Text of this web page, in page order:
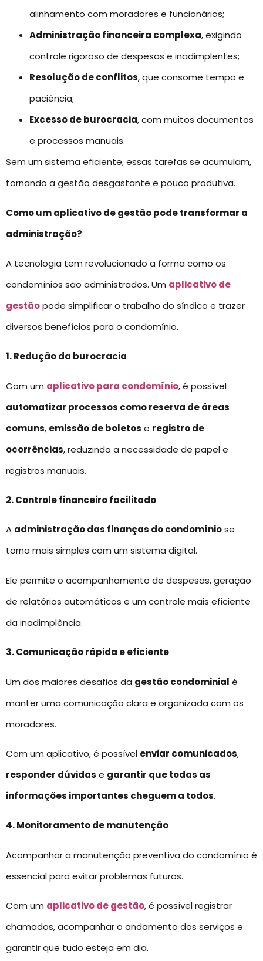
alinhamento com moradores e funcionários;
Administração financeira complexa, exigindo
controle rigoroso de despesas e inadimplentes;
Resolução de conflitos, que consome tempo e
paciência;
Excesso de burocracia, com muitos documentos
e processos manuais.
Sem um sistema eficiente, essas tarefas se acumulam,
tornando a gestão desgastante e pouco produtiva.
Como um aplicativo de gestão pode transformar a
administração?
A tecnologia tem revolucionado a forma como os
condomínios são administrados. Um aplicativo de
gestãopode simplificar o trabalho do síndico e trazer
diversos benefícios para o condomínio.
1. Redução da burocracia
Com um aplicativo para condomínio, é possível
automatizar processos como reserva de áreas
comuns, emissão de boletos e registro de
ocorrências, reduzindo a necessidade de papel e
registros manuais.
2. Controle financeiro facilitado
A administração das finanças do condomíniose
torna mais simples com um sistema digital.
Ele permite o acompanhamento de despesas, geração
de relatórios automáticos e um controle mais eficiente
da inadimplência.
3. Comunicação rápida e eficiente
Um dos maiores desafios da gestão condominial é
manter uma comunicação clara e organizada com os
moradores.
Com um aplicativo, é possível enviar comunicados,
responder dúvidas e garantir que todas as
informações importantes cheguem a todos.
4. Monitoramento de manutenção
Acompanhar a manutenção preventiva do condomínio é
essencial para evitar problemas futuros.
Com um aplicativo de gestão, é possível registrar
chamados, acompanhar o andamento dos serviços e
garantir que tudo esteja em dia.